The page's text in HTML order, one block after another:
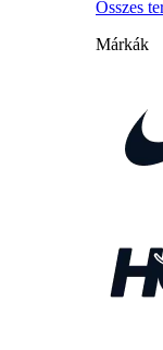
Összes
Márkák